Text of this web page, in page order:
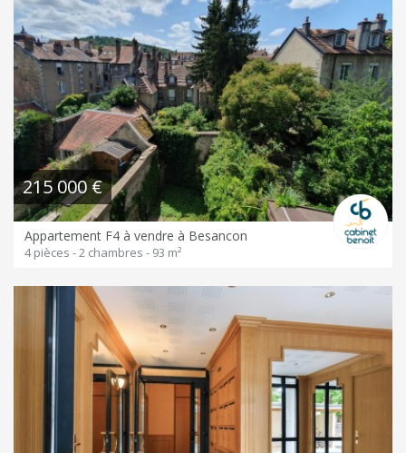
215 000 €
Appartement F4 à vendre à Besancon
4 pièces - 2 chambres - 93 m²